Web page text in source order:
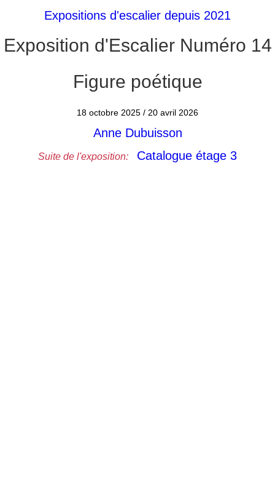
Expositions d'escalier depuis 2021
Exposition d'Escalier Numéro 14
Figure poétique
18 octobre 2025 / 20 avril 2026
Anne Dubuisson
Suite de l'exposition: Catalogue étage 3